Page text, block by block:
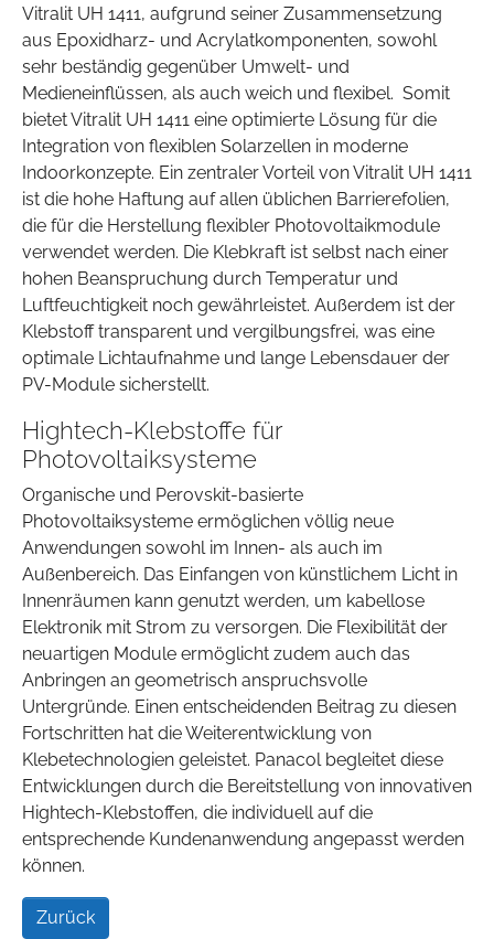
Vitralit UH 1411, aufgrund seiner Zusammensetzung
aus Epoxidharz- und Acrylatkomponenten, sowohl
sehr beständig gegenüber Umwelt- und
Medieneinflüssen, als auch weich und flexibel. Somit
bietet Vitralit UH 1411 eine optimierte Lösung für die
Integration von flexiblen Solarzellen in moderne
Indoorkonzepte. Ein zentraler Vorteil von Vitralit UH 1411
ist die hohe Haftung auf allen üblichen Barrierefolien,
die für die Herstellung flexibler Photovoltaikmodule
verwendet werden. Die Klebkraft ist selbst nach einer
hohen Beanspruchung durch Temperatur und
Luftfeuchtigkeit noch gewährleistet. Außerdem ist der
Klebstoff transparent und vergilbungsfrei, was eine
optimale Lichtaufnahme und lange Lebensdauer der
PV-Module sicherstellt.
Hightech-Klebstoffe für
Photovoltaiksysteme
Organische und Perovskit-basierte
Photovoltaiksysteme ermöglichen völlig neue
Anwendungen sowohl im Innen- als auch im
Außenbereich. Das Einfangen von künstlichem Licht in
Innenräumen kann genutzt werden, um kabellose
Elektronik mit Strom zu versorgen. Die Flexibilität der
neuartigen Module ermöglicht zudem auch das
Anbringen an geometrisch anspruchsvolle
Untergründe. Einen entscheidenden Beitrag zu diesen
Fortschritten hat die Weiterentwicklung von
Klebetechnologien geleistet. Panacol begleitet diese
Entwicklungen durch die Bereitstellung von innovativen
Hightech-Klebstoffen, die individuell auf die
entsprechende Kundenanwendung angepasst werden
können.
Zurück